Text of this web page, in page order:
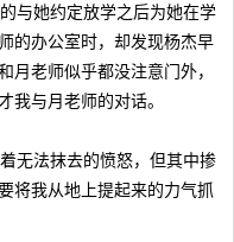
与她约定放学之后为她在学
的办公室时，却发现杨杰早
月老师似乎都没注意门外，
我与月老师的对话。
无法抹去的愤怒，但其中掺
将我从地上提起来的力气抓